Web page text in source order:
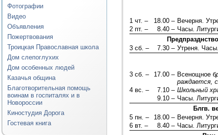
Фотографии
Видео
Объявления
Пожертвования
Троицкая Православная школа
Дом слепоглухих
Дом особенных людей
Казачья община
Благотворительная помощь
воинам в госпиталях и в
Новороссии
Киностудия Дорога
Гостевая книга
1 чт. – 18.00 – Вечерня.
2 пт. –
8.40 – Часы.
3 сб. –
7.30 – Утреня.
3 сб. – 17.00 – Всенощное
раждается,
4 вс. –
7.10 – Школьный
9.10 – Часы.
Блгв.
5 пн. –
18.00 – Вечерня.
6 вт. –
8.40 – Часы.